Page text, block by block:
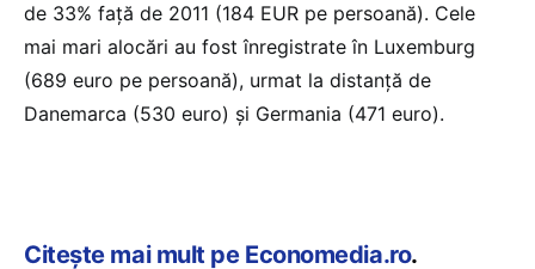
de 33% față de 2011 (184 EUR pe persoană). Cele
mai mari alocări au fost înregistrate în Luxemburg
(689 euro pe persoană), urmat la distanță de
Danemarca (530 euro) și Germania (471 euro).
Citește mai mult pe Economedia.ro.